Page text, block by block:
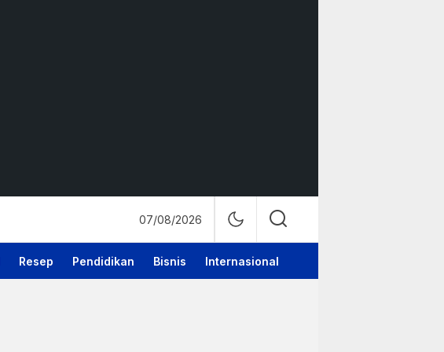
07/08/2026
Resep Pendidikan Bisnis Internasional